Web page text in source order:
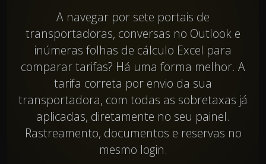
A navegar por sete portais de
transportadoras, conversas no Outlook e
inúmeras folhas de cálculo Excel para
comparar tarifas? Há uma forma melhor. A
tarifa correta por envio da sua
transportadora, com todas as sobretaxas já
aplicadas, diretamente no seu painel.
Rastreamento, documentos e reservas no
mesmo login.